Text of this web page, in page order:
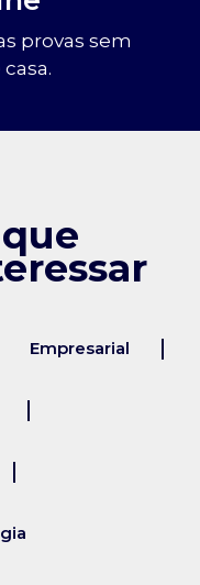
provas sem
Empresarial